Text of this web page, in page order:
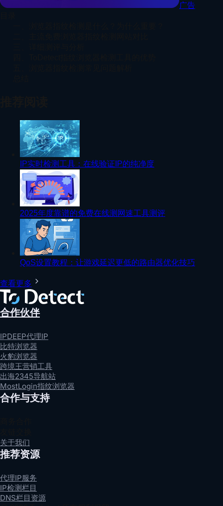
广告
IP实时检测工具：在线验证IP的纯净度
2025年度靠谱的免费在线测网速工具测评
QoS设置教程：让游戏延迟更低的路由器优化技巧
查看更多
合作伙伴
IPDEEP代理IP
比特浏览器
火豹浏览器
跨境王营销工具
出海2345导航站
MostLogin指纹浏览器
合作与支持
关于我们
推荐资源
代理IP服务
IP检测栏目
DNS栏目资源